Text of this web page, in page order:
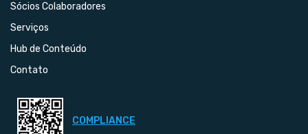
Sócios Colaboradores
Serviços
Hub de Conteúdo
Contato
COMPLIANCE